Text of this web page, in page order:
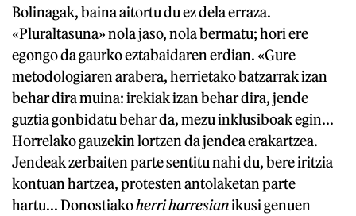
Bolinagak, baina aitortu du ez dela erraza.
«Pluraltasuna» nola jaso, nola bermatu; hori ere
egongo da gaurko eztabaidaren erdian. «Gure
metodologiaren arabera, herrietako batzarrak izan
behar dira muina: irekiak izan behar dira, jende
guztia gonbidatu behar da, mezu inklusiboak egin...
Horrelako gauzekin lortzen da jendea erakartzea.
Jendeak zerbaiten parte sentitu nahi du, bere iritzia
kontuan hartzea, protesten antolaketan parte
hartu... Donostiakoherri harresianikusi genuen